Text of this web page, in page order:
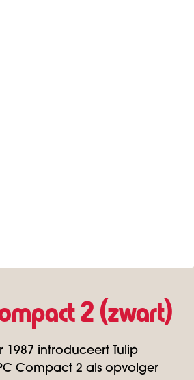
2 (zwart)
1987 introduceert Tulip
Compact 2 als opvolger